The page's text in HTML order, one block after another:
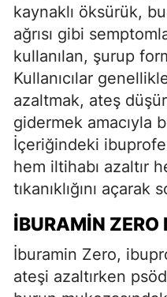
kaynaklı öksürük,
ağrısı gibi
kullanılan, şurup
Kullanıcılar
azaltmak, ateş
gidermek amacıyla
İçeriğindeki
hem iltihabı azaltır
tıkanıklığını açarak
İBURAMIN ZERO
İburamin Zero,
ateşi azaltırken